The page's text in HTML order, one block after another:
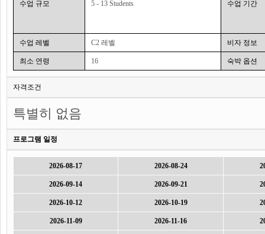
수업 규모 5 - 13 Students 수업 기간
수업 레벨 C2 레벨 비자 정보
최소 연령 16 숙박 옵션
자격조건
특별히 없음
프로그램 일정
2026-08-17 2026-08-24
2026-09-14 2026-09-21
2026-10-12 2026-10-19
2026-11-09 2026-11-16